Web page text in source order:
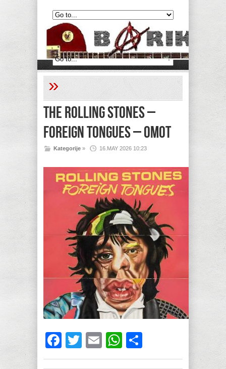
»
The Rolling Stones –
Foreign Tongues – Omot
16.MAY 2026 10:23
Kategorije »
Facebook
Twitter
EmailWhatsApp